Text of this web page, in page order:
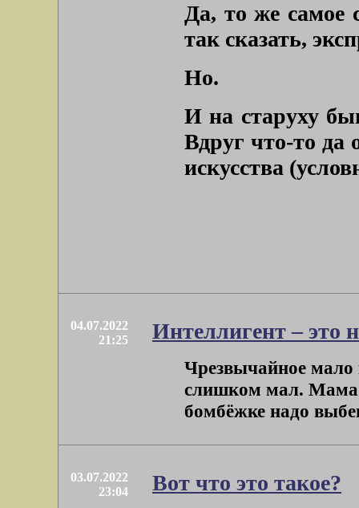
Да, то же самое
так сказать,
Но.
И на старуху
Вдруг что-то
искусства
04.07.2022
21:25
Интеллигент – это
Чрезвычайное мало
слишком мал. Мама
бомбёжке надо
03.07.2022
23:04
Вот что это такое?